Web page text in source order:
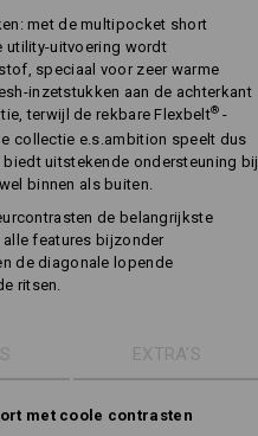
met de multipocket short
utility-uitvoering wordt
speciaal voor zeer warme
inzetstukken aan de achterkant
terwijl de rekbare Flexbelt® -
collectie e.s.ambition speelt dus
uitstekende ondersteuning bij
binnen als buiten.
de belangrijkste
features bijzonder
de diagonale lopende
ritsen.
EXTRA'S
met coole contrasten